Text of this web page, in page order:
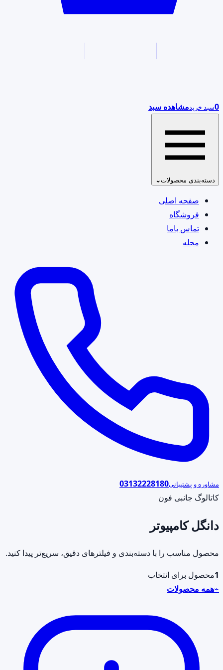
0سبد خریدمشاهده سبد
دسته‌بندی محصولات⌄
صفحه اصلی
فروشگاه
تماس باما
مجله
مشاوره و پشتیبانی03132228180
کاتالوگ جانبی فون
دانگل کامپیوتر
محصول مناسب را با دسته‌بندی و فیلترهای دقیق، سریع‌تر پیدا کنید.
1محصول برای انتخاب
⌁همه محصولات